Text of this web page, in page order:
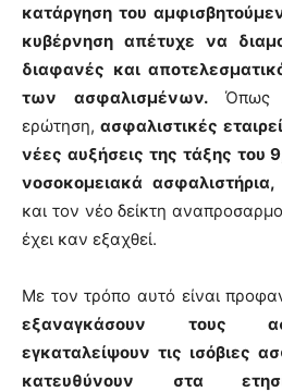
κατάργηση του
κυβέρνηση απέτυχε να
διαφανές και
των ασφαλισμένων. Όπως
ερώτηση, ασφαλιστικές
νέες αυξήσεις της τάξης του
νοσοκομειακά ασφαλιστήρια,
και τον νέο δείκτη
έχει καν εξαχθεί.
Με τον τρόπο αυτό είναι
εξαναγκάσουν τους
εγκαταλείψουν τις ισόβιες
κατευθύνουν στα